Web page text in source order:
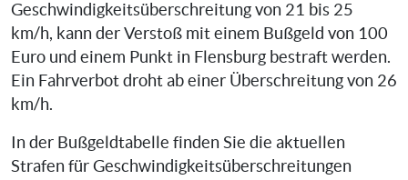
Geschwindigkeitsüberschreitung von 21 bis 25
km/h, kann der Verstoß mit einem Bußgeld von 100
Euro und einem Punkt in Flensburg bestraft werden.
Ein Fahrverbot droht ab einer Überschreitung von 26
km/h.
In der Bußgeldtabelle finden Sie die aktuellen
Strafen für Geschwindigkeitsüberschreitungen